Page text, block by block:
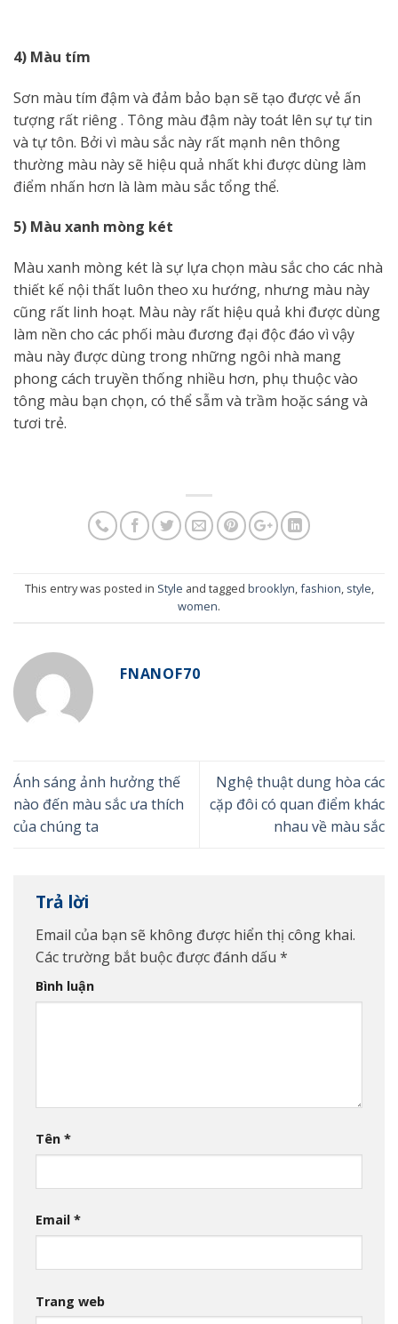
4) Màu tím
Sơn màu tím đậm và đảm bảo bạn sẽ tạo được vẻ ấn
tượng rất riêng . Tông màu đậm này toát lên sự tự tin
và tự tôn. Bởi vì màu sắc này rất mạnh nên thông
thường màu này sẽ hiệu quả nhất khi được dùng làm
điểm nhấn hơn là làm màu sắc tổng thể.
5) Màu xanh mòng két
Màu xanh mòng két là sự lựa chọn màu sắc cho các nhà
thiết kế nội thất luôn theo xu hướng, nhưng màu này
cũng rất linh hoạt. Màu này rất hiệu quả khi được dùng
làm nền cho các phối màu đương đại độc đáo vì vậy
màu này được dùng trong những ngôi nhà mang
phong cách truyền thống nhiều hơn, phụ thuộc vào
tông màu bạn chọn, có thể sẫm và trầm hoặc sáng và
tươi trẻ.
This entry was posted in Style and tagged brooklyn,fashion, style,
women.
FNANOF70
Ánh sáng ảnh hưởng thế
nào đến màu sắc ưa thích
của chúng ta
Nghệ thuật dung hòa các
cặp đôi có quan điểm khác
nhau về màu sắc
Trả lời
Email của bạn sẽ không được hiển thị công khai.
Các trường bắt buộc được đánh dấu *
Bình luận
Tên *
Email *
Trang web